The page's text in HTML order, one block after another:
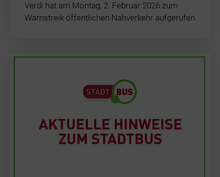
Verdi hat am Montag, 2. Februar 2026 zum
Warnstreik öffentlichen Nahverkehr aufgerufen